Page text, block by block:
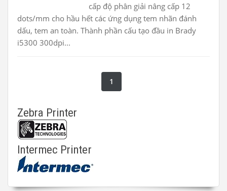
cấp độ phân giải nâng cấp 12
dots/mm cho hầu hết các ứng dụng tem nhãn đánh
dấu, tem an toàn. Thành phần cấu tạo đầu in Brady
i5300 300dpi...
1
Zebra Printer
Intermec Printer